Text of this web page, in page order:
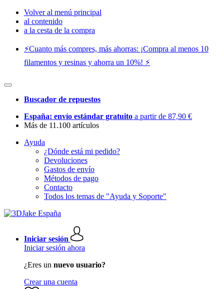
Volver al menú principal
al contenido
a la cesta de la compra
⚡️Cuanto más compres, más ahorras: ¡Compra al menos 10
filamentos y resinas y ahorra un 10%! ⚡️
Buscador de repuestos
España: envío estándar gratuito a partir de 87,90 €
Más de 11.100 artículos
Ayuda
¿Dónde está mi pedido?
Devoluciones
Gastos de envío
Métodos de pago
Contacto
Todos los temas de "Ayuda y Soporte"
Iniciar sesión
Iniciar sesión ahora
¿Eres un nuevo usuario?
Crear una cuenta